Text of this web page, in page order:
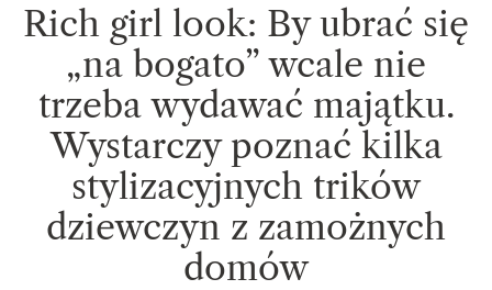
Rich girl look: By ubrać się
„na bogato” wcale nie
trzeba wydawać majątku.
Wystarczy poznać kilka
stylizacyjnych trików
dziewczyn z zamożnych
domów